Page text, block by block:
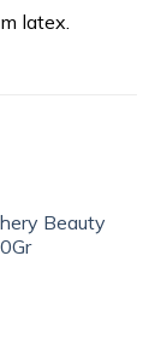
latex.
Beauty